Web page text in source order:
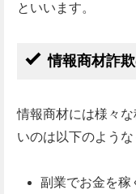
といいます。
情報商材詐
情報商材には様々
いのは以下のような
副業でお金を稼